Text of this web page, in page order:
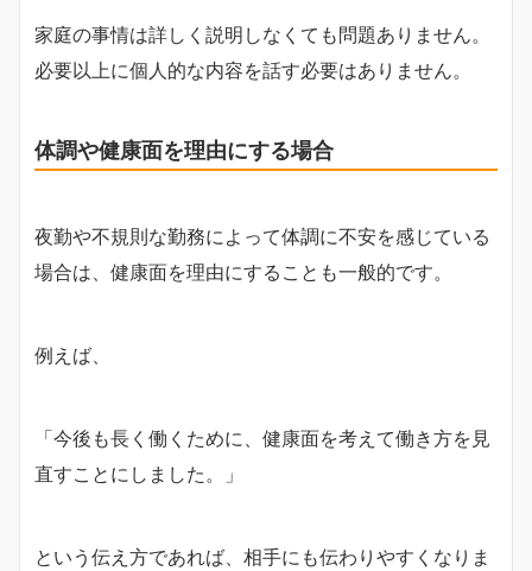
家庭の事情は詳しく説明しなくても問題ありません。
必要以上に個人的な内容を話す必要はありません。
体調や健康面を理由にする場合
夜勤や不規則な勤務によって体調に不安を感じている
場合は、健康面を理由にすることも一般的です。
例えば、
「今後も長く働くために、健康面を考えて働き方を見
直すことにしました。」
という伝え方であれば、相手にも伝わりやすくなりま